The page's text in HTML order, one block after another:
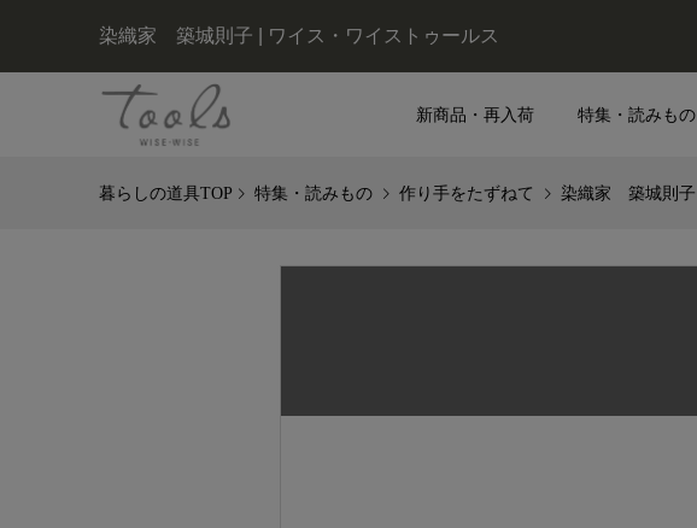
染織家 築城則子 | ワイス・ワイストゥールス
新商品・再入荷 特集・読みもの
特集・読みもの 作り手をたずねて 染織家 築城則子